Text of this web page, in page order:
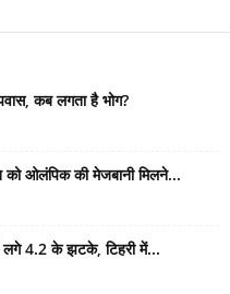
कब लगता है भोग?
को ओलंपिक की मेजबानी मिलने...
लगे 4.2 के झटके, टिहरी में...